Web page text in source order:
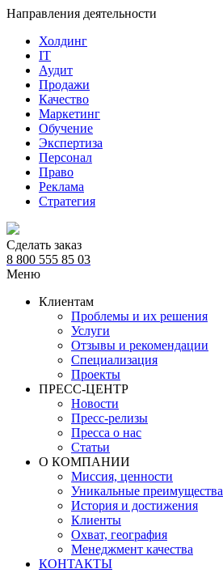
Направления деятельности
Холдинг
IT
Аудит
Продажи
Качество
Маркетинг
Обучение
Экспертиза
Персонал
Право
Реклама
Стратегия
Сделать заказ
8 800 555 85 03
Меню
Клиентам
Проблемы и их решения
Услуги
Отзывы и рекомендации
Специализация
Проекты
ПРЕСС-ЦЕНТР
Новости
Пресс-релизы
Пресса о нас
Статьи
О КОМПАНИИ
Миссия, ценности
Уникальные преимущества
История и достижения
Клиенты
Охват, география
Менеджмент качества
КОНТАКТЫ